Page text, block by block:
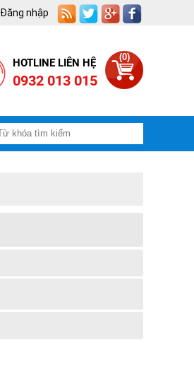
Đăng nhập
HOTLINE LIÊN HỆ
0932 013 015
(0)